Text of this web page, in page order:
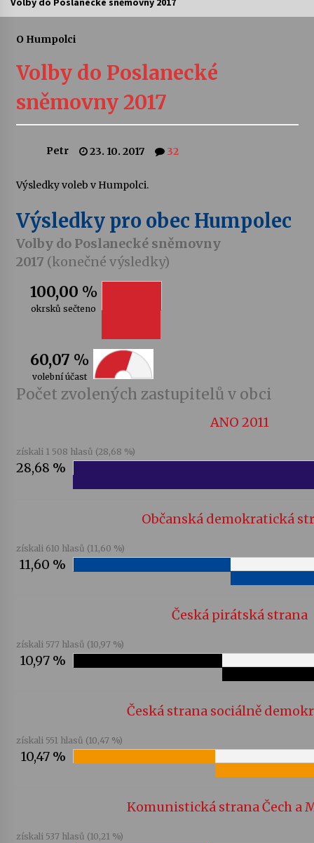
Sukuba Ensemble
4. 8. 2026
Vernisáž výstavy Josefíny Duškové: Stávám se
30. 7. 2026
Veselí muzikanti
30. 7. 2026
Pozvánka na integrační festival Quijotova
šedesátka: 28. 7.–1. 8. 2026
Jenakaši
28. 7. 2026
22. 7. 2026
17. 7. 2026
Želiv
3. 7. 2026
O Humpolci
Volby do Poslanecké
sněmovny 2017
Petr 23. 10. 2017 32
Výsledky voleb v Humpolci.
Výsledky pro obec Humpolec
Volby do Poslanecké sněmovny
2017 (konečné výsledky)
100,00 %
okrsků sečteno
60,07 %
volební účast
Počet zvolených zastupitelů v obci
ANO 2011
získali 1 508 hlasů (28,68 %)
28,68 %
Občanská demokratická
získali 610 hlasů (11,60 %)
11,60 %
Česká pirátská strana
získali 577 hlasů (10,97 %)
10,97 %
Česká strana sociálně
získali 551 hlasů (10,47 %)
10,47 %
Komunistická strana Čech a
získali 537 hlasů (10,21 %)